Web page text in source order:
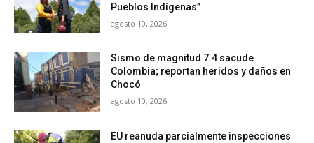
Pueblos Indígenas”
agosto 10, 2026
Sismo de magnitud 7.4 sacude
Colombia; reportan heridos y daños en
Chocó
agosto 10, 2026
EU reanuda parcialmente inspecciones